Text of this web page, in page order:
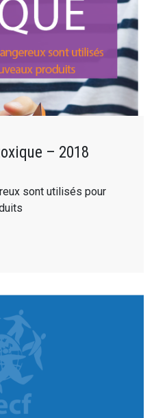
– 2018
sont utilisés pour